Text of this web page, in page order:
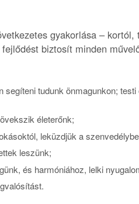
gyakorlása – kortól,
biztosít minden
segíteni tudunk önmagunkon;
életerőnk;
leküzdjük a
leszünk;
és harmóniához, lelki